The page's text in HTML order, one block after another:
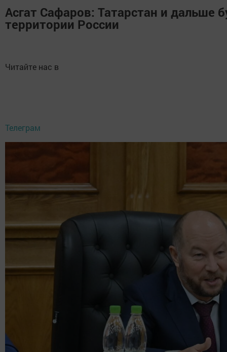
Асгат Сафаров: Татарстан и дальше
территории России
Читайте нас в
Телеграм